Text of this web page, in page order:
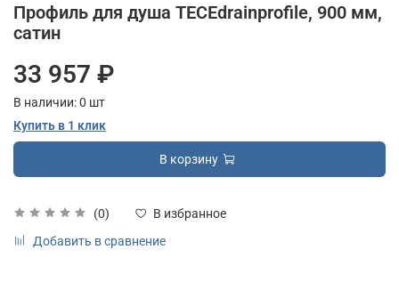
Профиль для душа TECEdrainprofile, 900 мм,
сатин
(0)
В избранное
Добавить в сравнение
33 957 ₽
В наличии:0 шт
Купить в 1 клик
В корзину